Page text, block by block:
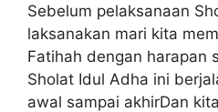
Sebelum pelaksanaan
laksanakan mari kita
Fatihah dengan harapan
Sholat Idul Adha ini
awal sampai akhirDan